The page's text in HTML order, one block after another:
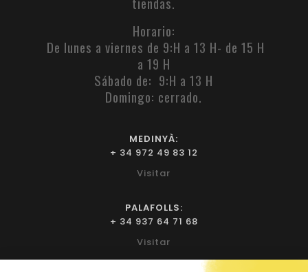
Horario:
De lunes a viernes de 9:H a 13 H- de 15 H
a 19 H
Sábado de: 9:H a 13 H
Domingo: cerrado.
MEDINYÀ:
+ 34 972 49 83 12
Visitar
PALAFOLLS:
+ 34 937 64 71 68
Visitar